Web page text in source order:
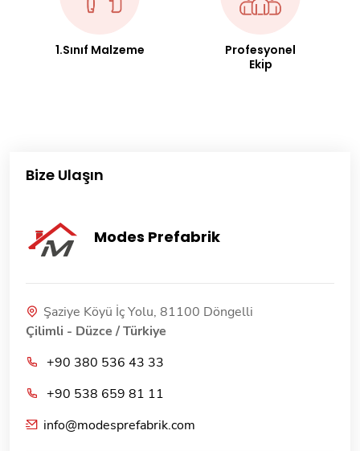
1.Sınıf Malzeme
Profesyonel
Ekip
Bize Ulaşın
Modes Prefabrik
Şaziye Köyü İç Yolu, 81100 Döngelli
Çilimli - Düzce / Türkiye
+90 380 536 43 33
+90 538 659 81 11
info@modesprefabrik.com